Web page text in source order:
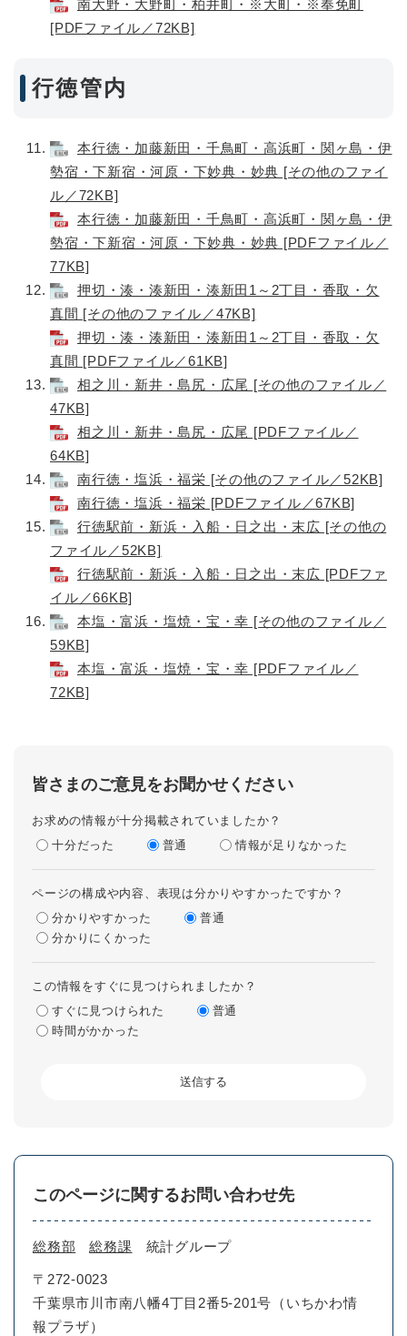
南大野・大野町・柏井町・※大町・※奉免町
[PDFファイル／72KB]
行徳管内
本行徳・加藤新田・千鳥町・高浜町・関ヶ島・伊
勢宿・下新宿・河原・下妙典・妙典 [その他のファイ
ル／72KB]
本行徳・加藤新田・千鳥町・高浜町・関ヶ島・伊
勢宿・下新宿・河原・下妙典・妙典 [PDFファイル／
77KB]
押切・湊・湊新田・湊新田1～2丁目・香取・欠
真間 [その他のファイル／47KB]
押切・湊・湊新田・湊新田1～2丁目・香取・欠
真間 [PDFファイル／61KB]
相之川・新井・島尻・広尾 [その他のファイル／
47KB]
相之川・新井・島尻・広尾 [PDFファイル／
64KB]
南行徳・塩浜・福栄 [その他のファイル／52KB]
南行徳・塩浜・福栄 [PDFファイル／67KB]
行徳駅前・新浜・入船・日之出・末広 [その他の
ファイル／52KB]
行徳駅前・新浜・入船・日之出・末広 [PDFファ
イル／66KB]
本塩・富浜・塩焼・宝・幸 [その他のファイル／
59KB]
本塩・富浜・塩焼・宝・幸 [PDFファイル／
72KB]
皆さまのご意見をお聞かせください
お求めの情報が十分掲載されていましたか？
十分だった
普通 情報が足りなかった
ページの構成や内容、表現は分かりやすかったですか？
分かりやすかった
普通
分かりにくかった
この情報をすぐに見つけられましたか？
すぐに見つけられた
普通
時間がかかった
このページに関するお問い合わせ先
総務部 総務課 統計グループ
〒272-0023
千葉県市川市南八幡4丁目2番5-201号（いちかわ情
報プラザ）